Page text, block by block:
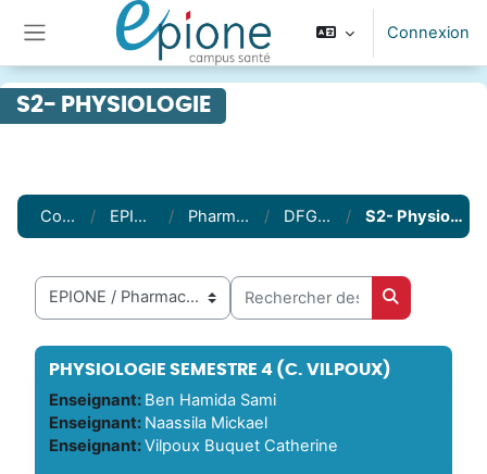
Passer au contenu principal
Panneau latéral
Connexion
S2- PHYSIOLOGIE
Cours EPIONE Pharmacie DFGSP2 S2- Physiologie
Catégories de cours
Rechercher des cours
Rechercher
PHYSIOLOGIE SEMESTRE 4 (C. VILPOUX)
Enseignant: Ben Hamida Sami
Enseignant: Naassila Mickael
Enseignant:Vilpoux Buquet Catherine